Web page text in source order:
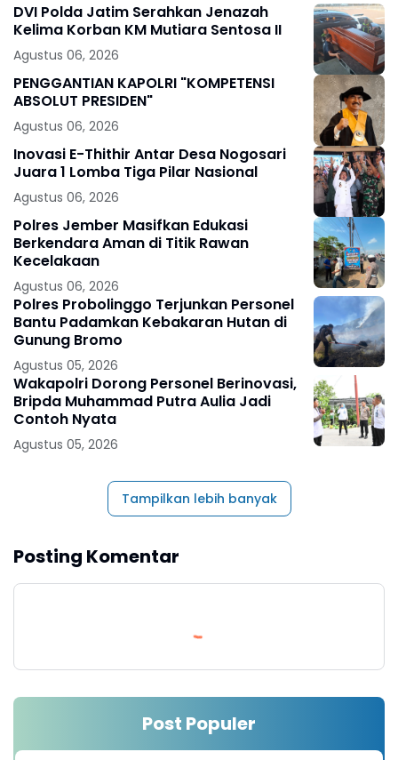
DVI Polda Jatim Serahkan Jenazah
Kelima Korban KM Mutiara Sentosa II
Agustus 06, 2026
PENGGANTIAN KAPOLRI "KOMPETENSI
ABSOLUT PRESIDEN"
Agustus 06, 2026
Inovasi E-Thithir Antar Desa Nogosari
Juara 1 Lomba Tiga Pilar Nasional
Agustus 06, 2026
Polres Jember Masifkan Edukasi
Berkendara Aman di Titik Rawan
Kecelakaan
Agustus 06, 2026
Polres Probolinggo Terjunkan Personel
Bantu Padamkan Kebakaran Hutan di
Gunung Bromo
Agustus 05, 2026
Wakapolri Dorong Personel Berinovasi,
Bripda Muhammad Putra Aulia Jadi
Contoh Nyata
Agustus 05, 2026
Tampilkan lebih banyak
Posting Komentar
Post Populer